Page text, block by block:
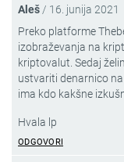
Aleš / 16. junija 2021
Preko platforme
izobraževanja na
kriptovalut. Sedaj
ustvariti denarnico
ima kdo kakšne
Hvala lp
ODGOVORI